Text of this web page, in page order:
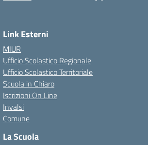
Link Esterni
MIUR
Ufficio Scolastico Regionale
Ufficio Scolastico Territoriale
Scuola in Chiaro
Iscrizioni On Line
Invalsi
Comune
La Scuola